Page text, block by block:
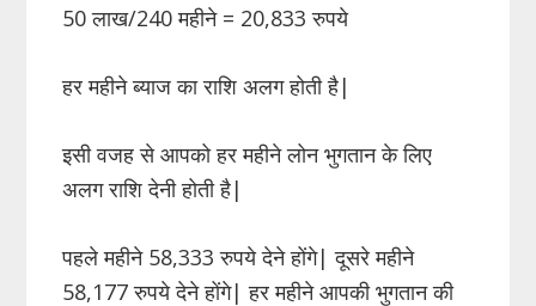
50 लाख/240 महीने = 20,833 रुपये
हर महीने ब्याज का राशि अलग होती है|
इसी वजह से आपको हर महीने लोन भुगतान के लिए
अलग राशि देनी होती है|
पहले महीने 58,333 रुपये देने होंगे| दूसरे महीने
58,177 रुपये देने होंगे| हर महीने आपकी भुगतान की